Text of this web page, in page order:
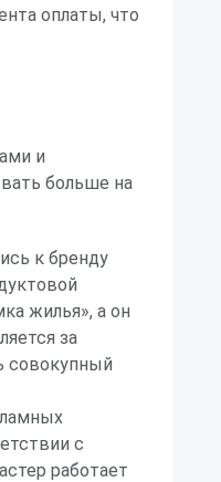
оплаты, что
и
больше на
к бренду
жилья», а он
за
совокупный
с
работает